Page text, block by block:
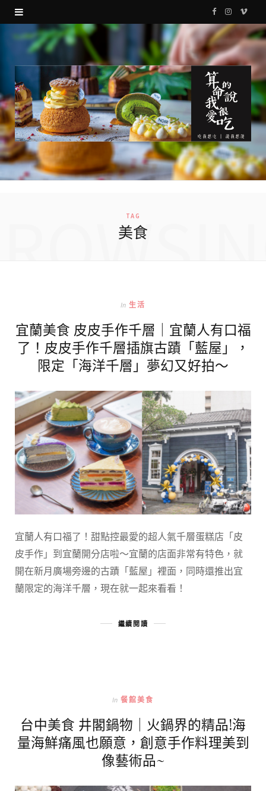
F
a
c
e
b
o
k
I
s
g
r
a
V
i
TAG
美食
In 生活
宜蘭美食 皮皮手作千層｜宜蘭人有口福
了！皮皮手作千層插旗古蹟「藍屋」，
限定「海洋千層」夢幻又好拍～
宜蘭人有口福了！甜點控最愛的超人氣千層蛋糕店「皮
皮手作」到宜蘭開分店啦～宜蘭的店面非常有特色，就
開在新月廣場旁邊的古蹟「藍屋」裡面，同時還推出宜
蘭限定的海洋千層，現在就一起來看看！
繼續閱讀
In 餐館美食
台中美食 井閣鍋物｜火鍋界的精品!海
量海鮮痛風也願意，創意手作料理美到
像藝術品~